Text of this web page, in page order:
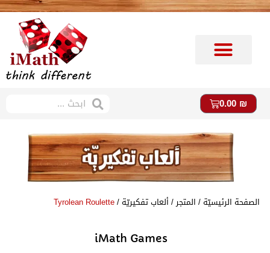
0.00₪
الصفحة الرئيسيّة/ المتجر/ألعاب تفكيريّة / Tyrolean Roulette
iMath Games